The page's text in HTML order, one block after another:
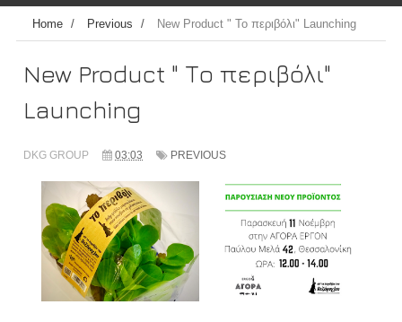
Home / Previous / New Product " Το περιβόλι" Launching
New Product " Το περιβόλι"
Launching
DKG GROUP 03:03 PREVIOUS